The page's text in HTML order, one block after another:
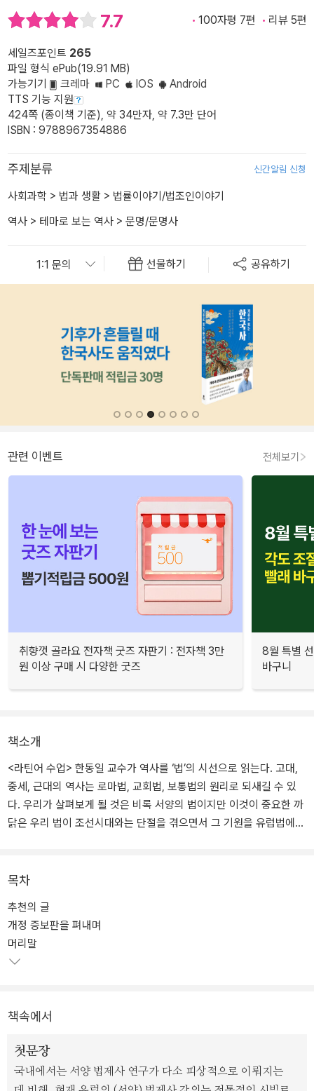
7.7 100자평 7편 리뷰 5편
세일즈포인트 265
파일 형식 ePub(19.91 MB)
가능기기
크레마 PC IOS
Android
TTS 기능 지원
424쪽 (종이책 기준), 약 34만자, 약 7.3만 단어
ISBN : 9788967354886
주제분류 신간알림 신청
사회과학 > 법과 생활 > 법률이야기/법조인이야기
역사 > 테마로 보는 역사 > 문명/문명사
선물하기 공유하기
관련 이벤트 전체보기
취향껏 골라요 전자책 굿즈 자판기 : 전자책 3만
원 이상 구매 시 다양한 굿즈
8월 특별
바구니
책소개
<라틴어 수업> 한동일 교수가 역사를 ‘법’의 시선으로 읽는다. 고대,
중세, 근대의 역사는 로마법, 교회법, 보통법의 원리로 되새길 수 있
다. 우리가 살펴보게 될 것은 비록 서양의 법이지만 이것이 중요한 까
닭은 우리 법이 조선시대와는 단절을 겪으면서 그 기원을 유럽법에
유래하게 되었는가 그 연결고리를 밝혀나갈 작업이 될 것이다.
특히 국내 법학 연구에선 로마법과 초기 교회법에 대한 연구가 공백
으로 남아 있었는데, 이 책은 그 기본이 되는 사상과 원리를 밝혀줄 것
이다. 법이 역사의 중요한 부분을 차지함은 “가장 현명한 사람은 법에
서 출발하는 것을 선호한다”라는 키케로의 언명에서도 엿볼 수 있다.
목차
추천의 글
개정 증보판을 펴내며
머리말
책속에서
첫문장
국내에서는 서양 법제사 연구가 다소 피상적으로 이뤄지는